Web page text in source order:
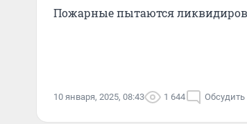
Пожарные пытаются
10 января, 2025, 08:43 1 644 Обсудить